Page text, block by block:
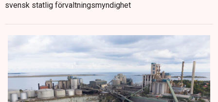
svensk statlig förvaltningsmyndighet